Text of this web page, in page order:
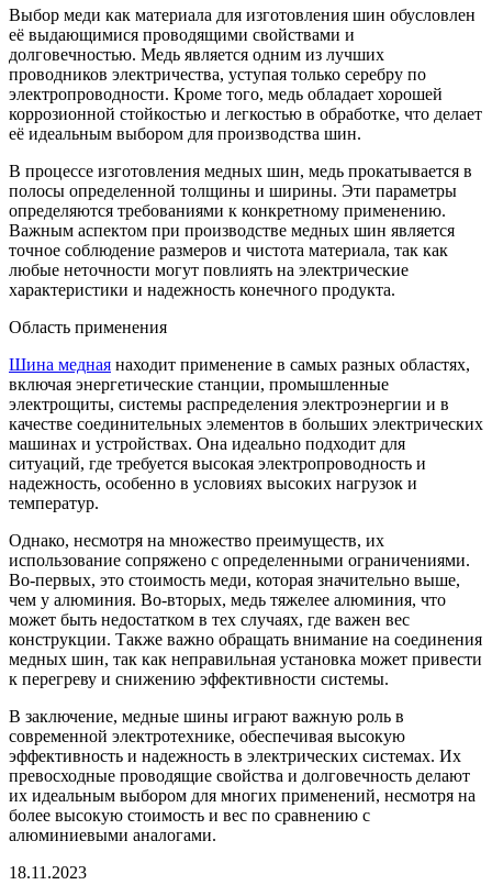
Выбор меди как материала для изготовления шин обусловлен
её выдающимися проводящими свойствами и
долговечностью. Медь является одним из лучших
проводников электричества, уступая только серебру по
электропроводности. Кроме того, медь обладает хорошей
коррозионной стойкостью и легкостью в обработке, что делает
её идеальным выбором для производства шин.
В процессе изготовления медных шин, медь прокатывается в
полосы определенной толщины и ширины. Эти параметры
определяются требованиями к конкретному применению.
Важным аспектом при производстве медных шин является
точное соблюдение размеров и чистота материала, так как
любые неточности могут повлиять на электрические
характеристики и надежность конечного продукта.
Область применения
Шина медная находит применение в самых разных областях,
включая энергетические станции, промышленные
электрощиты, системы распределения электроэнергии и в
качестве соединительных элементов в больших электрических
машинах и устройствах. Она идеально подходит для
ситуаций, где требуется высокая электропроводность и
надежность, особенно в условиях высоких нагрузок и
температур.
Однако, несмотря на множество преимуществ, их
использование сопряжено с определенными ограничениями.
Во-первых, это стоимость меди, которая значительно выше,
чем у алюминия. Во-вторых, медь тяжелее алюминия, что
может быть недостатком в тех случаях, где важен вес
конструкции. Также важно обращать внимание на соединения
медных шин, так как неправильная установка может привести
к перегреву и снижению эффективности системы.
В заключение, медные шины играют важную роль в
современной электротехнике, обеспечивая высокую
эффективность и надежность в электрических системах. Их
превосходные проводящие свойства и долговечность делают
их идеальным выбором для многих применений, несмотря на
более высокую стоимость и вес по сравнению с
алюминиевыми аналогами.
18.11.2023